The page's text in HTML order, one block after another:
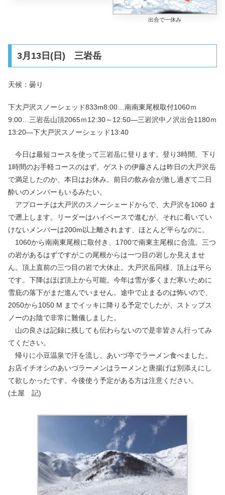
出合で一休み
3月13日(日) 三岩岳
天候：曇り
下大戸沢スノーシェッド833m8:00…南南東尾根取付1060ｍ
9:00…三岩岳山頂2065ｍ12:30～12:50—三岩沢中ノ沢出合1180ｍ
13:20—下大戸沢スノーシェッド13:40
今日は最短コースを使って三岩岳に登ります。登り3時間、下り
1時間のお手軽コースのはず。ゲストの伊藤さんは昨日の大戸沢岳
で満足したのか、本日はお休み。前日の飲み会が激し過ぎて二日
酔いのメンバーもいるみたい。
アプローチは大戸沢のスノーシェードからで、大戸沢を1060 ま
で遡上します。リーダーはハイペースで進むが、それに着いてい
けないメンバーは200m以上離されます、ほとんど平らなのに。
1060から南南東尾根に取付き、1700で南東主尾根に合流。三つ
の岩があるはずですがこの尾根からは一つ目の岩しか見えませ
ん。頂上直前の三つ目の岩で大休止。大戸沢岳同様、頂上は平ら
です。下降はほぼ頂上から可能。今年は雪が多くまだ寒いために
雪庇の落下がまだ進んでいません。途中で止まるのは怖いので、
2050から1050 M までイッキに降りる予定でしたが、ストップス
ノーのお陰で非常に難儀しました。
山の良さは記録に残しても伝わらないので是非皆さん行ってみ
てください。
帰りに小豆温泉で汗を流し、あいづ亭でラーメン食べました。
お店イチオシのあいづラーメンはラーメンと唐揚げは別添えにし
て欲しかったです。今後使う予定がある方は注意ください。
(土屋 記)